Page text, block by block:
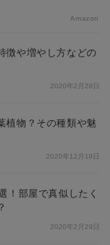
Amazon
徴や増やし方などの
2020年2月28日
植物？その種類や魅
2020年12月19日
！部屋で真似したく
2020年2月29日